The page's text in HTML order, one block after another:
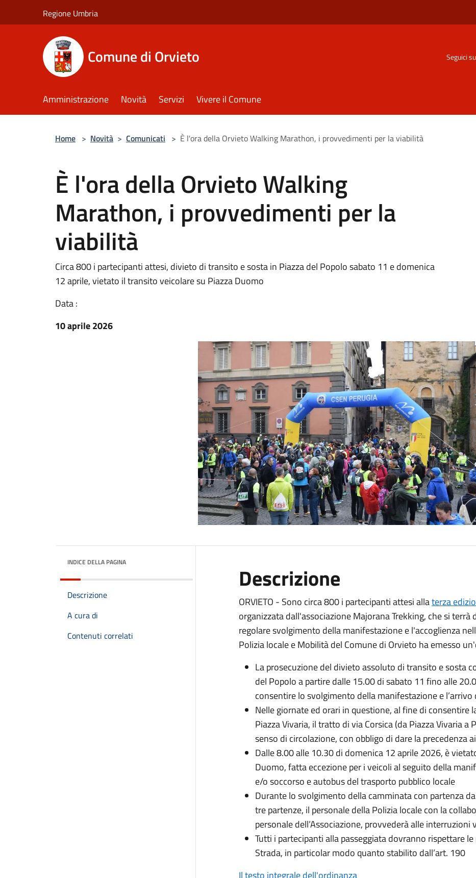
Regione Umbria
Comune di Orvieto Seguici su
Amministrazione Novità Servizi Vivere il Comune
Home > Novità > Comunicati > È l'ora della Orvieto Walking Marathon, i provvedimenti per la viabilità
È l'ora della Orvieto Walking
Marathon, i provvedimenti per la
viabilità
Circa 800 i partecipanti attesi, divieto di transito e sosta in Piazza del Popolo sabato 11 e domenica
12 aprile, vietato il transito veicolare su Piazza Duomo
Data :
10 aprile 2026
INDICE DELLA PAGINA
Descrizione
A cura di
Contenuti correlati
Descrizione
ORVIETO - Sono circa 800 i partecipanti attesi allaterza
organizzata dall'associazione Majorana Trekking, che si
regolare svolgimento della manifestazione e l'accoglienza
Polizia locale e Mobilità del Comune di Orvieto ha emesso
La prosecuzione del divieto assoluto di transito e sosta
del Popolo a partire dalle 15.00 di sabato 11 fino alle
consentire lo svolgimento della manifestazione e
Nelle giornate ed orari in questione, al fine di consentire
Piazza Vivaria, il tratto di via Corsica (da Piazza Vivaria a
senso di circolazione, con obbligo di dare la precedenza
Dalle 8.00 alle 10.30 di domenica 12 aprile 2026, è
Duomo, fatta eccezione per i veicoli al seguito della
e/o soccorso e autobus del trasporto pubblico locale
Durante lo svolgimento della camminata con partenza
tre partenze, il personale della Polizia locale con la
personale dell’Associazione, provvederà alle interruzioni
Tutti i partecipanti alla passeggiata dovranno rispettare
Strada, in particolar modo quanto stabilito dall’art. 190
Il testo integrale dell'ordinanza